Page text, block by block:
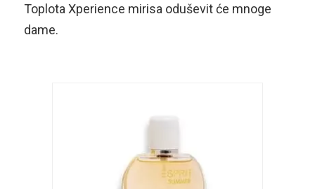
Toplota Xperience mirisa oduševit će mnoge
dame.